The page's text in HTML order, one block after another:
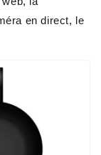
en direct, le